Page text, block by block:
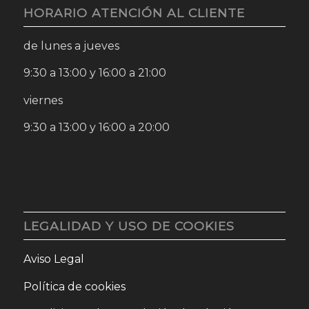
HORARIO ATENCIÓN AL CLIENTE
de lunes a jueves
9:30 a 13:00 y 16:00 a 21:00
viernes
9:30 a 13:00 y 16:00 a 20:00
LEGALIDAD Y USO DE COOKIES
Aviso Legal
Política de cookies